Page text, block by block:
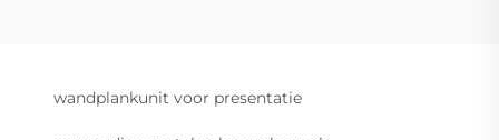
wandplankunit voor presentatie